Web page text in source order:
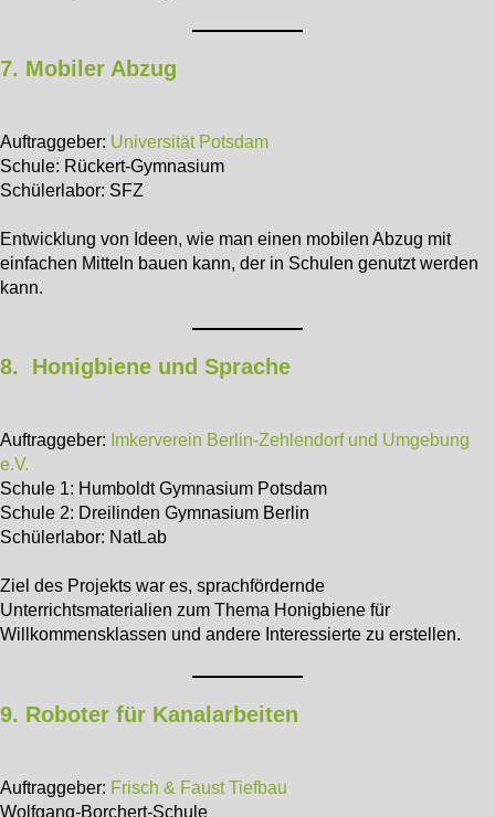
7. Mobiler Abzug
Auftraggeber: Universität Potsdam
Schule: Rückert-Gymnasium
Schülerlabor: SFZ
Entwicklung von Ideen, wie man einen mobilen Abzug mit
einfachen Mitteln bauen kann, der in Schulen genutzt werden
kann.
8. Honigbiene und Sprache
Auftraggeber: Imkerverein Berlin-Zehlendorf und Umgebung
e.V.
Schule 1: Humboldt Gymnasium Potsdam
Schule 2: Dreilinden Gymnasium Berlin
Schülerlabor: NatLab
Ziel des Projekts war es, sprachfördernde
Unterrichtsmaterialien zum Thema Honigbiene für
Willkommensklassen und andere Interessierte zu erstellen.
9. Roboter für Kanalarbeiten
Auftraggeber: Frisch & Faust Tiefbau
Wolfgang-Borchert-Schule